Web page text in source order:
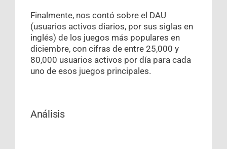
Finalmente, nos contó sobre el DAU
(usuarios activos diarios, por sus siglas en
inglés) de los juegos más populares en
diciembre, con cifras de entre 25,000 y
80,000 usuarios activos por día para cada
uno de esos juegos principales.
Análisis